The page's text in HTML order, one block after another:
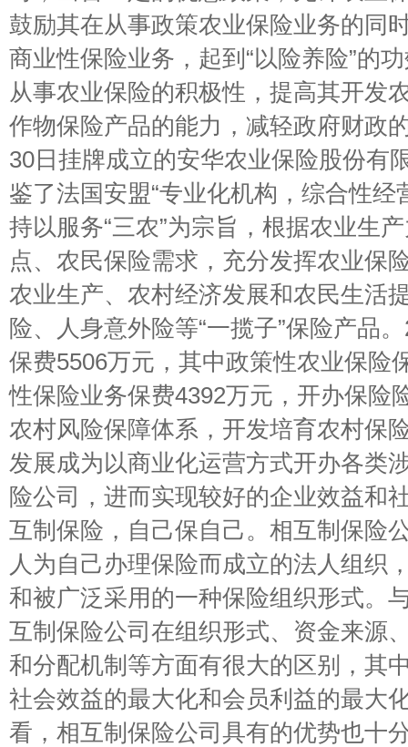
鼓励其在从事政策农业保险业务的同
商业性保险业务，起到“以险养险”的
从事农业保险的积极性，提高其开发
作物保险产品的能力，减轻政府财政
30日挂牌成立的安华农业保险股份有
鉴了法国安盟“专业化机构，综合性经
持以服务“三农”为宗旨，根据农业生
点、农民保险需求，充分发挥农业保
农业生产、农村经济发展和农民生活
险、人身意外险等“一揽子”保险产品
保费5506万元，其中政策性农业保险
性保险业务保费4392万元，开办保险
农村风险保障体系，开发培育农村保
发展成为以商业化运营方式开办各类
险公司，进而实现较好的企业效益和
互制保险，自己保自己。相互制保险
人为自己办理保险而成立的法人组织
和被广泛采用的一种保险组织形式。
互制保险公司在组织形式、资金来源
和分配机制等方面有很大的区别，其
社会效益的最大化和会员利益的最大
看，相互制保险公司具有的优势也十